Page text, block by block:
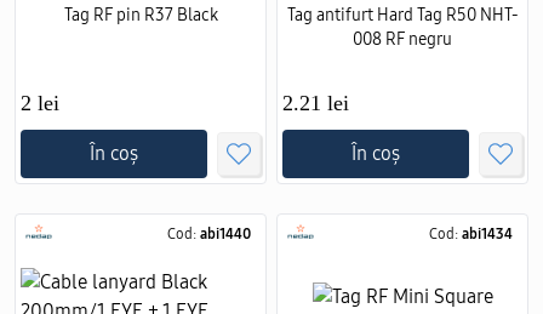
Tag RF pin R37 Black
2 lei
În coș
Tag antifurt Hard Tag R50 NHT-
008 RF negru
2.21 lei
În coș
Cod: abi1440 Cod: abi1434